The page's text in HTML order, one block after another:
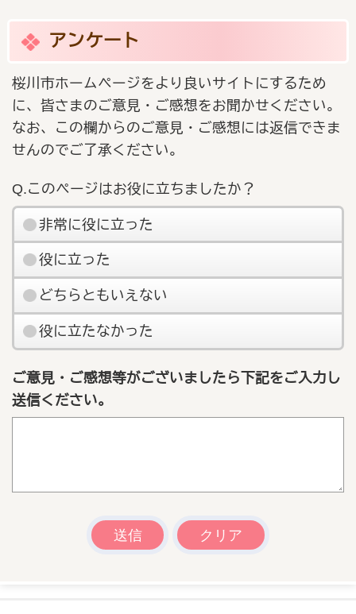
アンケート
桜川市ホームページをより良いサイトにするため
に、皆さまのご意見・ご感想をお聞かせください。
なお、この欄からのご意見・ご感想には返信できま
せんのでご了承ください。
Q.このページはお役に立ちましたか？
非常に役に立った
役に立った
どちらともいえない
役に立たなかった
ご意見・ご感想等がございましたら下記をご入力し
送信ください。